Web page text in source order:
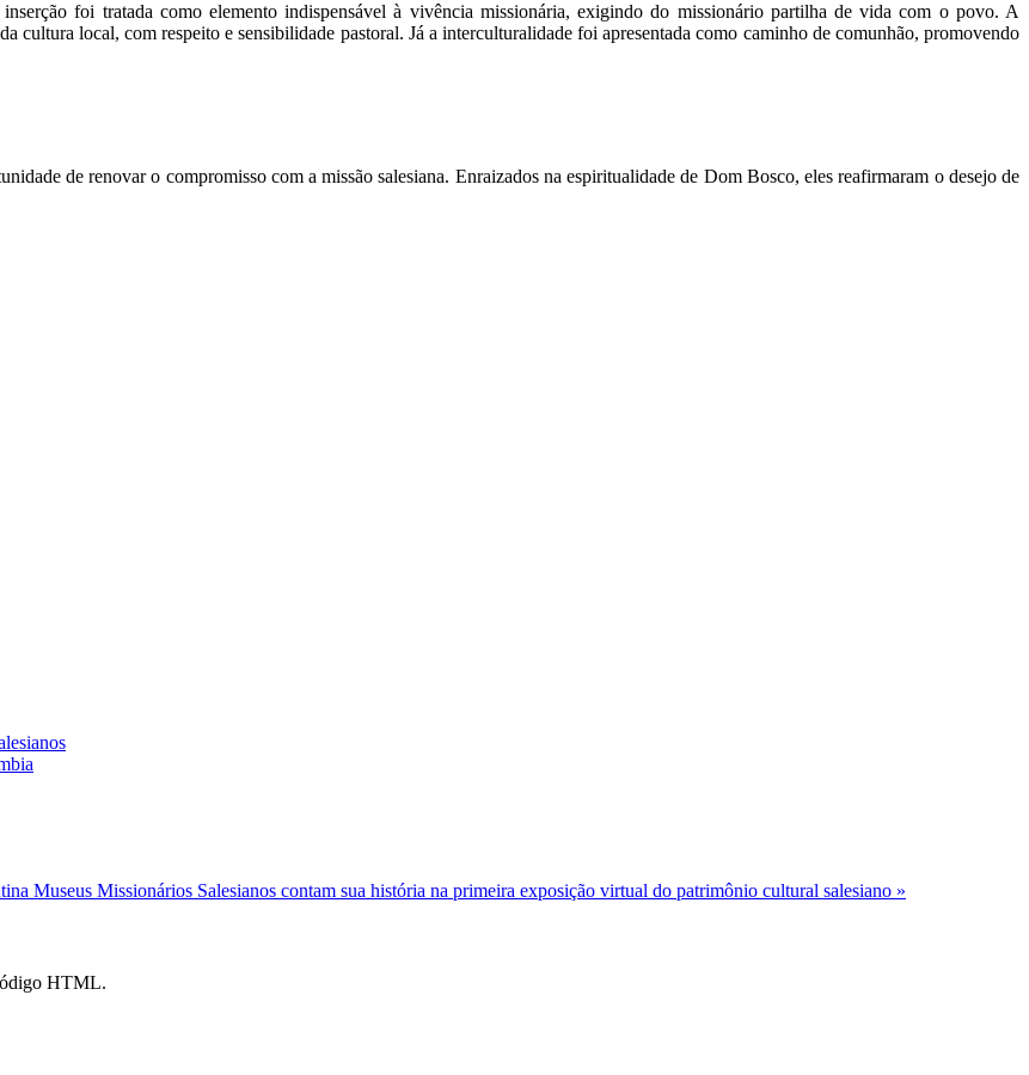
foi tratada como elemento indispensável à vivência missionária, exigindo do missionário partilha de vida com o povo. A
cultura local, com respeito e sensibilidade pastoral. Já a interculturalidade foi apresentada como caminho de comunhão, promovendo
de renovar o compromisso com a missão salesiana. Enraizados na espiritualidade de Dom Bosco, eles reafirmaram o desejo de
Museus Missionários Salesianos contam sua história na primeira exposição virtual do patrimônio cultural salesiano »
HTML.